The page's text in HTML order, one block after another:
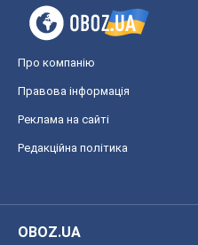
Про компанію
Правова інформація
Реклама на сайті
Редакційна політика
OBOZ.UA